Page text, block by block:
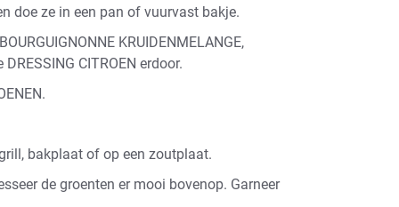
doe ze in een pan of vuurvast bakje.
KRUIDENMELANGE,
DRESSING CITROEN erdoor.
bakplaat of op een zoutplaat.
de groenten er mooi bovenop. Garneer